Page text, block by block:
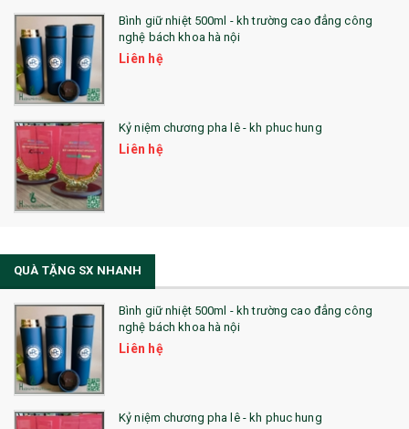
Bình giữ nhiệt 500ml - kh trường cao đẳng công
nghệ bách khoa hà nội
Liên hệ
Kỷ niệm chương pha lê - kh phuc hung
Liên hệ
QUÀ TẶNG SX NHANH
Bình giữ nhiệt 500ml - kh trường cao đẳng công
nghệ bách khoa hà nội
Liên hệ
Kỷ niệm chương pha lê - kh phuc hung